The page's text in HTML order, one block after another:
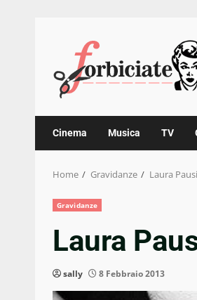
content
Cinema Musica TV
Home Gravidanze Laura
Gravidanze
Laura
sally 8 Febbraio 2013